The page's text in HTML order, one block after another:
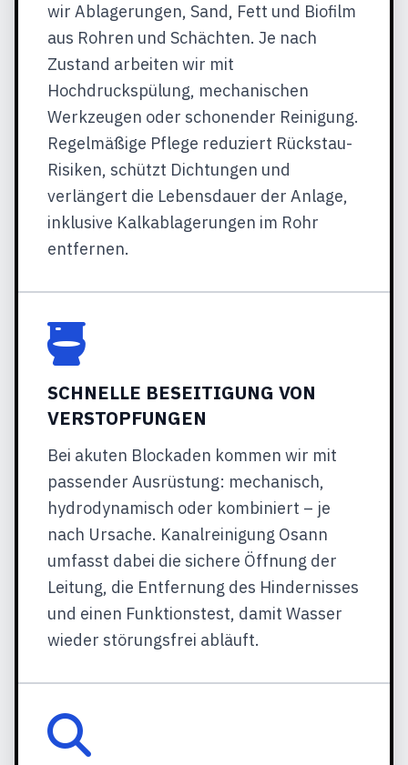
wir Ablagerungen, Sand, Fett und Biofilm
aus Rohren und Schächten. Je nach
Zustand arbeiten wir mit
Hochdruckspülung, mechanischen
Werkzeugen oder schonender Reinigung.
Regelmäßige Pflege reduziert Rückstau-
Risiken, schützt Dichtungen und
verlängert die Lebensdauer der Anlage,
inklusive Kalkablagerungen im Rohr
entfernen.
SCHNELLE BESEITIGUNG VON
VERSTOPFUNGEN
Bei akuten Blockaden kommen wir mit
passender Ausrüstung: mechanisch,
hydrodynamisch oder kombiniert – je
nach Ursache. Kanalreinigung Osann
umfasst dabei die sichere Öffnung der
Leitung, die Entfernung des Hindernisses
und einen Funktionstest, damit Wasser
wieder störungsfrei abläuft.